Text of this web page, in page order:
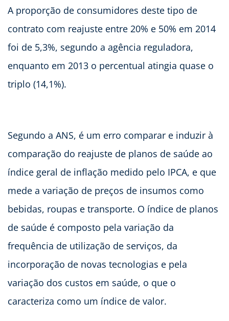
A proporção de consumidores deste tipo de
contrato com reajuste entre 20% e 50% em 2014
foi de 5,3%, segundo a agência reguladora,
enquanto em 2013 o percentual atingia quase o
triplo (14,1%).
Segundo a ANS, é um erro comparar e induzir à
comparação do reajuste de planos de saúde ao
índice geral de inflação medido pelo IPCA, e que
mede a variação de preços de insumos como
bebidas, roupas e transporte. O índice de planos
de saúde é composto pela variação da
frequência de utilização de serviços, da
incorporação de novas tecnologias e pela
variação dos custos em saúde, o que o
caracteriza como um índice de valor.